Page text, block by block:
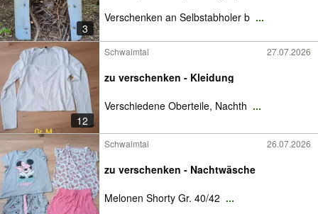
3
Verschenken an Selbstabholer b ...
12
Schwalmtal 27.07.2026
zu verschenken - Kleidung
Verschiedene Oberteile, Nachth ...
Schwalmtal 26.07.2026
zu verschenken - Nachtwäsche
Melonen Shorty Gr. 40/42 ...